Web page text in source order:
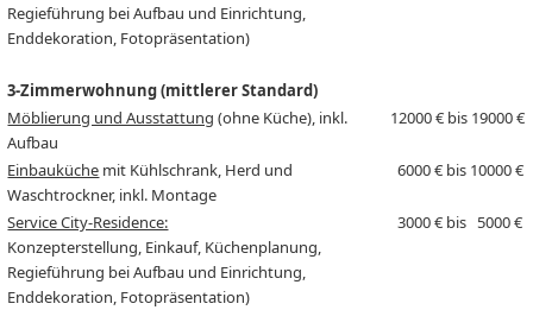
Regieführung bei Aufbau und Einrichtung,
Enddekoration, Fotopräsentation)
3-Zimmerwohnung (mittlerer Standard)
Möblierung und Ausstattung (ohne Küche), inkl.
Aufbau
12000 € bis 19000 €
Einbauküche mit Kühlschrank, Herd und
Waschtrockner, inkl. Montage
6000 € bis 10000 €
Service City-Residence:
Konzepterstellung, Einkauf, Küchenplanung,
Regieführung bei Aufbau und Einrichtung,
Enddekoration, Fotopräsentation)
3000 € bis 5000 €